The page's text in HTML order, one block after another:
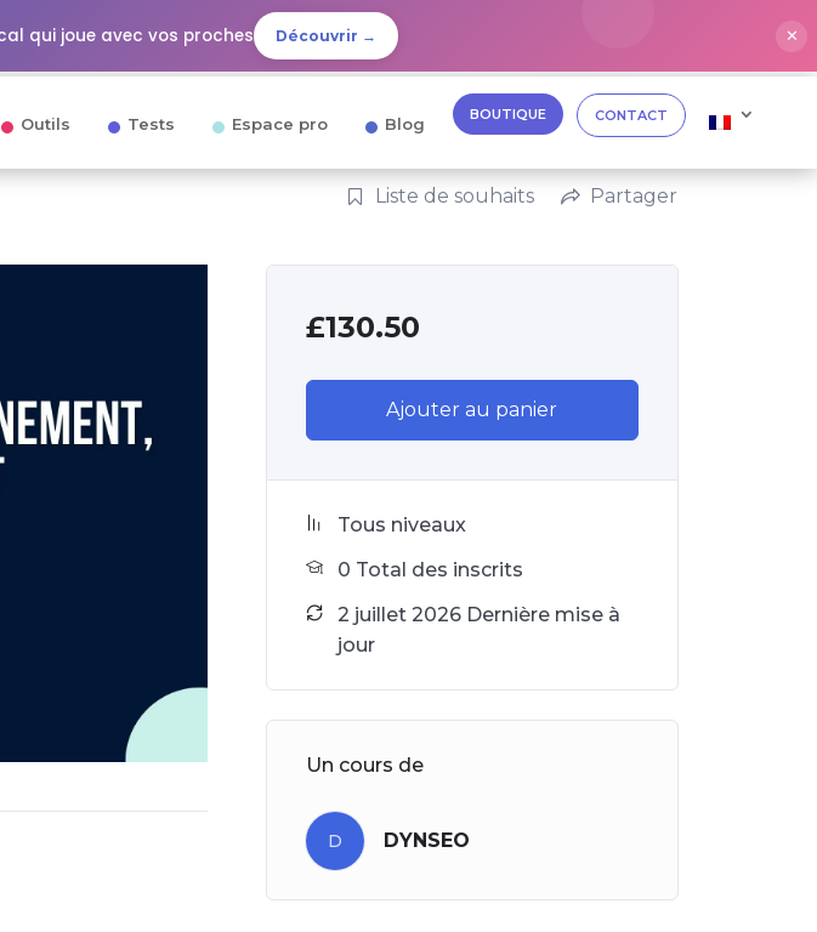
qui joue avec vos proches Découvrir → ✕
Outils Tests Espace pro Blog BOUTIQUE CONTACT
Liste de souhaits Partager
£130.50
Ajouter au panier
Tous niveaux
0 Total des inscrits
2 juillet 2026 Dernière mise à
jour
Un cours de
D DYNSEO